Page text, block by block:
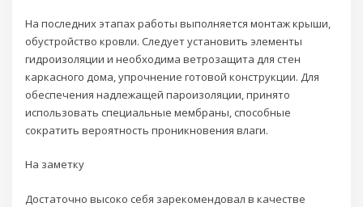
На последних этапах работы выполняется монтаж крыши,
обустройство кровли. Следует установить элементы
гидроизоляции и необходима ветрозащита для стен
каркасного дома, упрочнение готовой конструкции. Для
обеспечения надлежащей пароизоляции, принято
использовать специальные мембраны, способные
сократить вероятность проникновения влаги.
На заметку
Достаточно высоко себя зарекомендовал в качестве